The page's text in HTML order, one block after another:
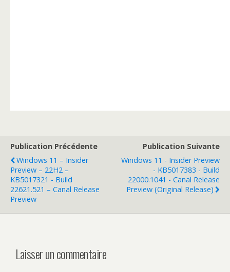
Publication Précédente
Windows 11 – Insider
Preview – 22H2 –
KB5017321 - Build
22621.521 – Canal Release
Preview
Publication Suivante
Windows 11 - Insider Preview
- KB5017383 - Build
22000.1041 - Canal Release
Preview (original Release)
Laisser un commentaire